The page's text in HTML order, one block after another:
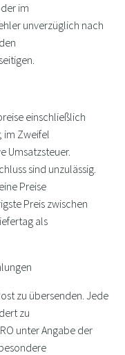
im
unverzüglich nach
einschließlich
im Zweifel
Umsatzsteuer.
sind unzulässig.
Preise
Preis zwischen
als
zu übersenden. Jede
zu
unter Angabe der